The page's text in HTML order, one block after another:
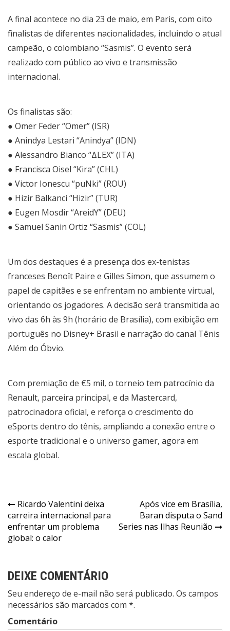
A final acontece no dia 23 de maio, em Paris, com oito
finalistas de diferentes nacionalidades, incluindo o atual
campeão, o colombiano “Sasmis”. O evento será
realizado com público ao vivo e transmissão
internacional.
Os finalistas são:
● Omer Feder “Omer” (ISR)
● Anindya Lestari “Anindya” (IDN)
● Alessandro Bianco “ΔLEX” (ITA)
● Francisca Oisel “Kira” (CHL)
● Victor Ionescu “puNki” (ROU)
● Hizir Balkanci “Hizir” (TUR)
● Eugen Mosdir “AreidY” (DEU)
● Samuel Sanin Ortiz “Sasmis” (COL)
Um dos destaques é a presença dos ex-tenistas
franceses Benoît Paire e Gilles Simon, que assumem o
papel de capitães e se enfrentam no ambiente virtual,
orientando os jogadores. A decisão será transmitida ao
vivo das 6h às 9h (horário de Brasília), com exibição em
português no Disney+ Brasil e narração do canal Tênis
Além do Óbvio.
Com premiação de €5 mil, o torneio tem patrocínio da
Renault, parceira principal, e da Mastercard,
patrocinadora oficial, e reforça o crescimento do
eSports dentro do tênis, ampliando a conexão entre o
esporte tradicional e o universo gamer, agora em
escala global.
Navegação
de
Post
Ricardo Valentini deixa
carreira internacional para
enfrentar um problema
global: o calor
Após vice em Brasília,
Baran disputa o Sand
Series nas Ilhas Reunião
DEIXE COMENTÁRIO
Seu endereço de e-mail não será publicado. Os campos
necessários são marcados com *.
Comentário